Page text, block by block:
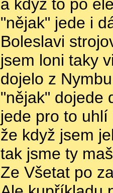
a když to po
"nějak" jede i
Boleslavi
jsem loni taky
dojelo z
"nějak" dojede
jede pro to
že když jsem
tak jsme ty
Ze Všetat po